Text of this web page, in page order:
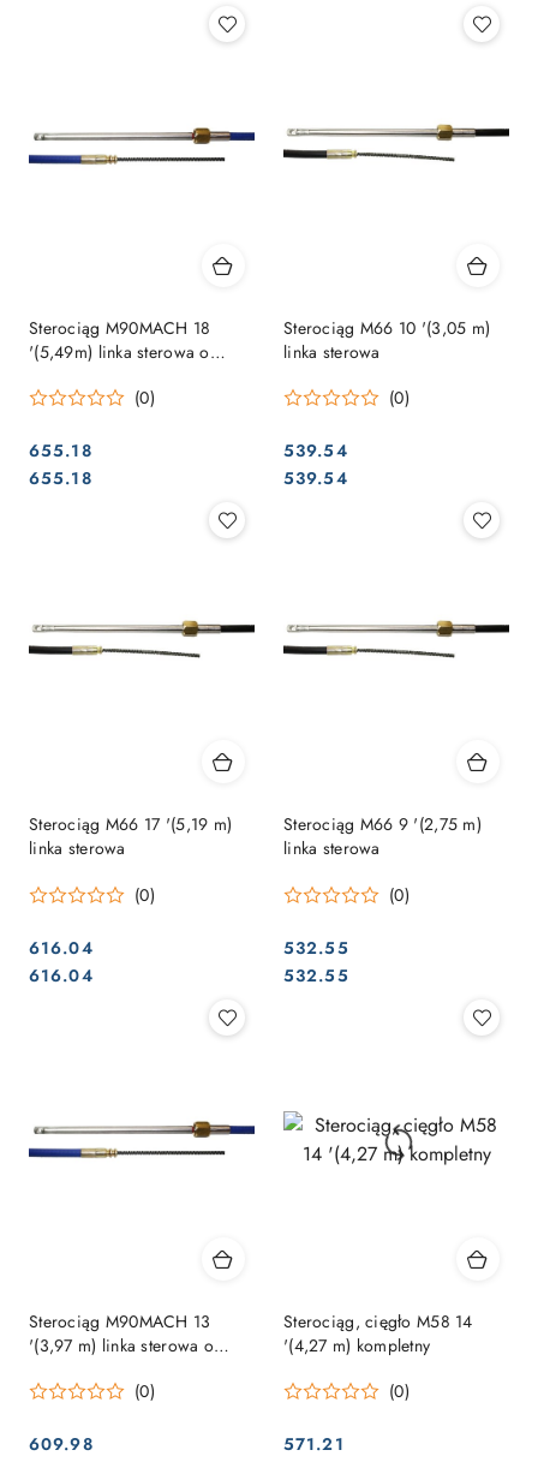
Sterociąg M90MACH 18
'(5,49m) linka sterowa o
elastyczności (0)
Cena:
655.18
Cena:
655.18
Sterociąg M66 10 '(3,05 m)
linka sterowa
(0)
Cena:
539.54
Cena:
539.54
Sterociąg M66 17 '(5,19 m)
linka sterowa
(0)
Cena:
616.04
Cena:
616.04
Sterociąg M66 9 '(2,75 m)
linka sterowa
(0)
Cena:
532.55
Cena:
532.55
Sterociąg M90MACH 13
'(3,97 m) linka sterowa o
elastyczności (0)
609.98
Sterociąg, cięgło M58 14
'(4,27 m) kompletny
(0)
571.21